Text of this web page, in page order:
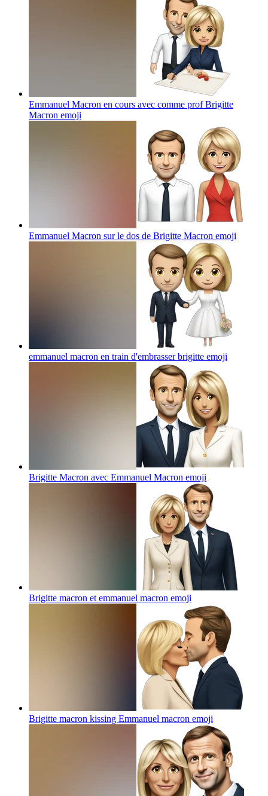
Emmanuel Macron en cours avec comme prof Brigitte
Macron emoji
Emmanuel Macron sur le dos de Brigitte Macron emoji
emmanuel macron en train d'embrasser brigitte emoji
Brigitte Macron avec Emmanuel Macron emoji
Brigitte macron et emmanuel macron emoji
Brigitte macron kissing Emmanuel macron emoji